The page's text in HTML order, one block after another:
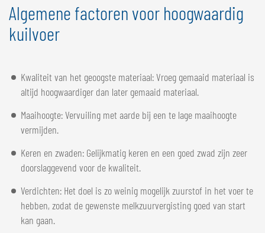
Algemene factoren voor hoogwaardig
kuilvoer
Kwaliteit van het geoogste materiaal: Vroeg gemaaid materiaal is
altijd hoogwaardiger dan later gemaaid materiaal.
Maaihoogte: Vervuiling met aarde bij een te lage maaihoogte
vermijden.
Keren en zwaden: Gelijkmatig keren en een goed zwad zijn zeer
doorslaggevend voor de kwaliteit.
Verdichten: Het doel is zo weinig mogelijk zuurstof in het voer te
hebben, zodat de gewenste melkzuurvergisting goed van start
kan gaan.